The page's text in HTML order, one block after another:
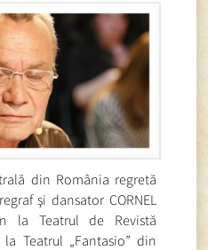
din România regretă
şi dansator CORNEL
la Teatrul de Revistă
la Teatrul „Fantasio” din